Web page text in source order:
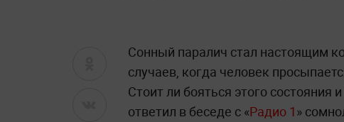
Сонный паралич стал настоящим
случаев, когда человек
Стоит ли бояться этого состояния
ответил в беседе с «Радио 1»